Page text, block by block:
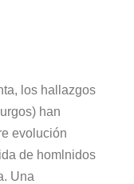
los hallazgos
han
evolución
de homlnidos
Una